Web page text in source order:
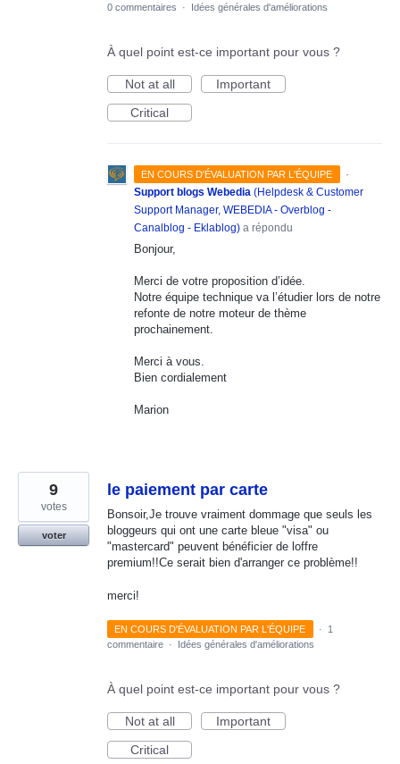
0 commentaires · Idées générales d'améliorations
À quel point est-ce important pour vous ?
Not at all
Important
Critical
EN COURS D'ÉVALUATION PAR L'ÉQUIPE
·
Support blogs Webedia (Helpdesk & Customer
Support Manager, WEBEDIA - Overblog -
Canalblog - Eklablog) a répondu
Bonjour,
Merci de votre proposition d’idée.
Notre équipe technique va l’étudier lors de notre
refonte de notre moteur de thème
prochainement.
Merci à vous.
Bien cordialement
Marion
le paiement par carte
Bonsoir,Je trouve vraiment dommage que seuls les
bloggeurs qui ont une carte bleue "visa" ou
"mastercard" peuvent bénéficier de loffre
premium!!Ce serait bien d'arranger ce problème!!
merci!
9
votes
voter
EN COURS D'ÉVALUATION PAR L'ÉQUIPE ·
1
commentaire · Idées générales d'améliorations
À quel point est-ce important pour vous ?
Not at all
Important
Critical